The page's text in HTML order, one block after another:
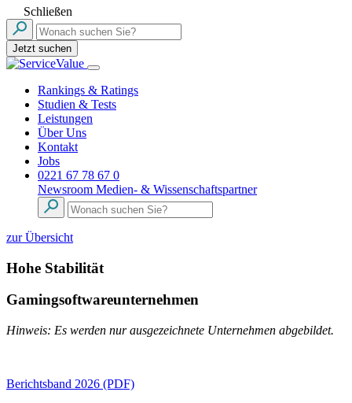
Schließen
Jetzt suchen
Rankings & Ratings
Studien & Tests
Leistungen
Über Uns
Kontakt
Jobs
0221 67 78 67 0
Newsroom Medien- & Wissenschaftspartner
zur Übersicht
Hohe Stabilität
Gamingsoftwareunternehmen
Hinweis: Es werden nur ausgezeichnete Unternehmen abgebildet.
Berichtsband 2026 (PDF)